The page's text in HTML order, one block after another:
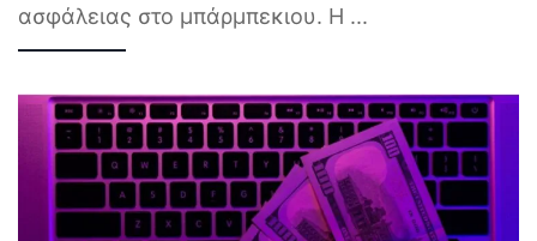
ασφάλειας στο μπάρμπεκιου. Η ...